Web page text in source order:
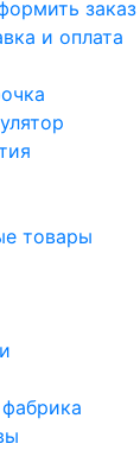
заказ
и оплата
товары